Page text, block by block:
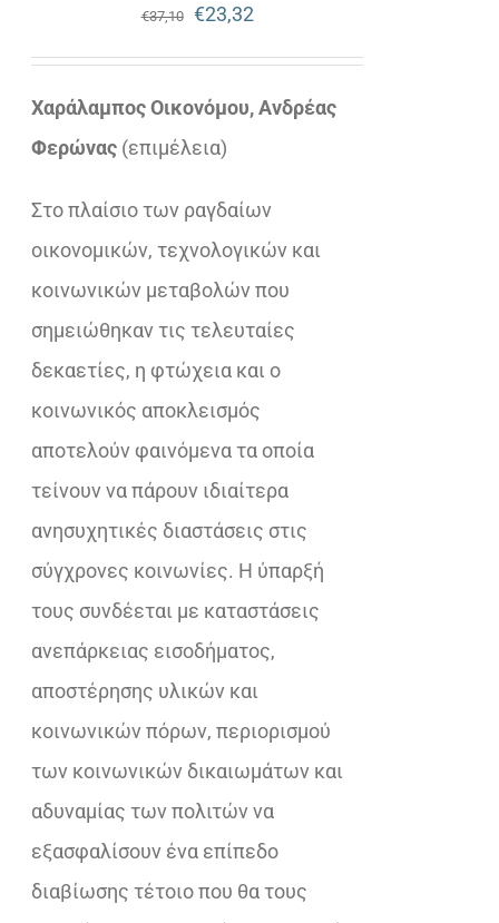
€37,10
Original
price
was:
€23,32Η
τρέχουσα
Χαράλαμπος Οικονόμου, Ανδρέας
Φερώνας (επιμέλεια)
Στο πλαίσιο των ραγδαίων
οικονομικών, τεχνολογικών και
κοινωνικών μεταβολών που
σημειώθηκαν τις τελευταίες
δεκαετίες, η φτώχεια και ο
κοινωνικός αποκλεισμός
αποτελούν φαινόμενα τα οποία
τείνουν να πάρουν ιδιαίτερα
ανησυχητικές διαστάσεις στις
σύγχρονες κοινωνίες. Η ύπαρξή
τους συνδέεται με καταστάσεις
ανεπάρκειας εισοδήματος,
αποστέρησης υλικών και
κοινωνικών πόρων, περιορισμού
των κοινωνικών δικαιωμάτων και
αδυναμίας των πολιτών να
εξασφαλίσουν ένα επίπεδο
διαβίωσης τέτοιο που θα τους